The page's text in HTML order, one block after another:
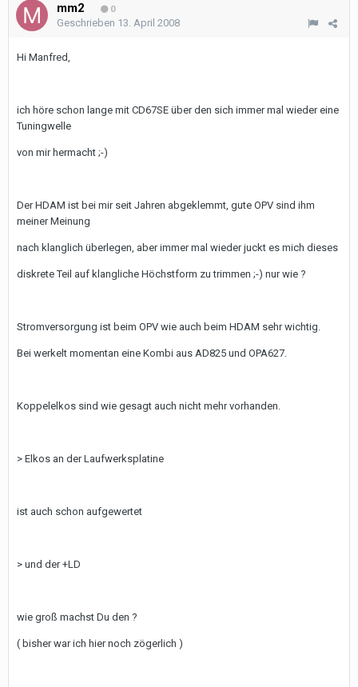
mm2 0
Geschrieben 13. April 2008
Hi Manfred,
ich höre schon lange mit CD67SE über den sich immer mal wieder eine
Tuningwelle
von mir hermacht ;-)
Der HDAM ist bei mir seit Jahren abgeklemmt, gute OPV sind ihm
meiner Meinung
nach klanglich überlegen, aber immer mal wieder juckt es mich dieses
diskrete Teil auf klangliche Höchstform zu trimmen ;-) nur wie ?
Stromversorgung ist beim OPV wie auch beim HDAM sehr wichtig.
Bei werkelt momentan eine Kombi aus AD825 und OPA627.
Koppelelkos sind wie gesagt auch nicht mehr vorhanden.
> Elkos an der Laufwerksplatine
ist auch schon aufgewertet
> und der +LD
wie groß machst Du den ?
( bisher war ich hier noch zögerlich )